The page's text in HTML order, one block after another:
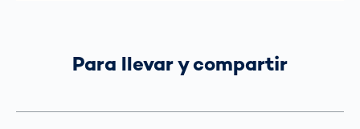
Para llevar y compartir